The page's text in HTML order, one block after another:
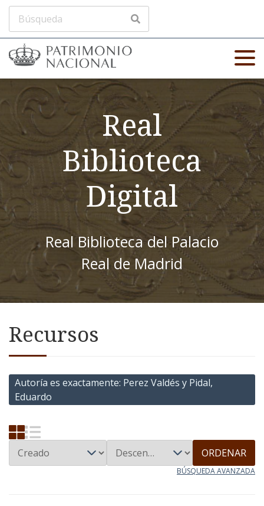
Real
Biblioteca
Digital
Real Biblioteca del Palacio
Real de Madrid
Recursos
Autoría es exactamente Perez Valdés y Pidal,
Eduardo
ORDENAR
BÚSQUEDA AVANZADA